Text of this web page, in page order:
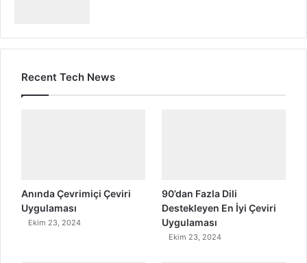
Recent Tech News
Anında Çevrimiçi Çeviri
Uygulaması
Ekim 23, 2024
90’dan Fazla Dili
Destekleyen En İyi Çeviri
Uygulaması
Ekim 23, 2024